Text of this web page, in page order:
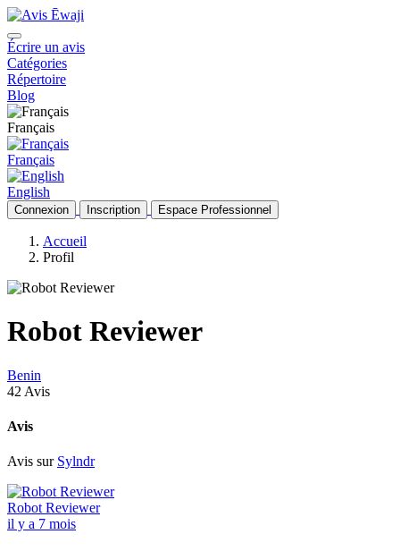
Écrire un avis
Catégories
Répertoire
Blog
Français
Français
English
Connexion Inscription Espace Professionnel
Accueil
Profil
Robot Reviewer
Benin
42 Avis
Avis
Avis sur Sylndr
Robot Reviewer
il y a 7 mois